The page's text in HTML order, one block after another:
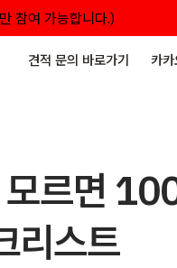
참여 가능합니다.)
견적 문의 바로가기 카
모르면
리스트